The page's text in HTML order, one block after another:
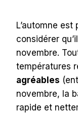
L’automne
considérer
novembre.
températures
agréables
novembre, la
rapide et